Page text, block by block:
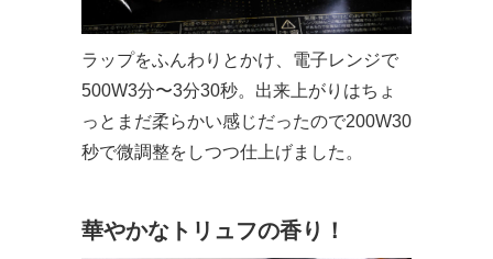
ラップをふんわりとかけ、電子レンジで
500W3分〜3分30秒。出来上がりはちょ
っとまだ柔らかい感じだったので200W30
秒で微調整をしつつ仕上げました。
華やかなトリュフの香り！